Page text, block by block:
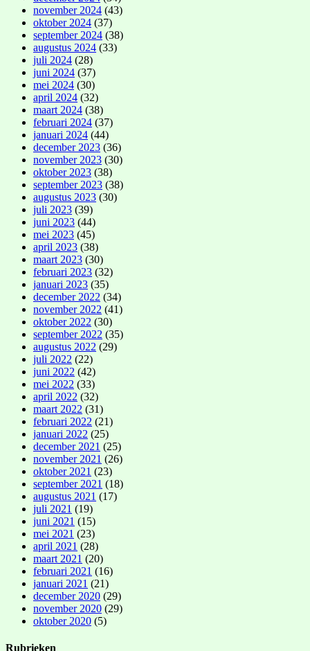
november 2024 (43)
oktober 2024 (37)
september 2024 (38)
augustus 2024 (33)
juli 2024 (28)
juni 2024 (37)
mei 2024 (30)
april 2024 (32)
maart 2024 (38)
februari 2024 (37)
januari 2024 (44)
december 2023 (36)
november 2023 (30)
oktober 2023 (38)
september 2023 (38)
augustus 2023 (30)
juli 2023 (39)
juni 2023 (44)
mei 2023 (45)
april 2023 (38)
maart 2023 (30)
februari 2023 (32)
januari 2023 (35)
december 2022 (34)
november 2022 (41)
oktober 2022 (30)
september 2022 (35)
augustus 2022 (29)
juli 2022 (22)
juni 2022 (42)
mei 2022 (33)
april 2022 (32)
maart 2022 (31)
februari 2022 (21)
januari 2022 (25)
december 2021 (25)
november 2021 (26)
oktober 2021 (23)
september 2021 (18)
augustus 2021 (17)
juli 2021 (19)
juni 2021 (15)
mei 2021 (23)
april 2021 (28)
maart 2021 (20)
februari 2021 (16)
januari 2021 (21)
december 2020 (29)
november 2020 (29)
oktober 2020 (5)
Rubrieken